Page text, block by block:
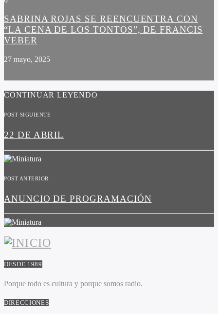
SABRINA ROJAS SE REENCUENTRA CON
“LA CENA DE LOS TONTOS”, DE FRANCIS
VEBER
27 mayo, 2025
CONTINUAR LEYENDO
POST SIGUIENTE
22 DE ABRIL
POST ANTERIOR
ANUNCIO DE PROGRAMACIÓN
DESDE 1989
Porque todo es cultura y porque somos radio.
DIRECCIONES